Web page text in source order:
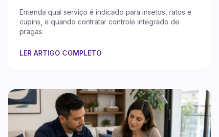
Entenda qual serviço é indicado para insetos, ratos e
cupins, e quando contratar controle integrado de
pragas.
LER ARTIGO COMPLETO